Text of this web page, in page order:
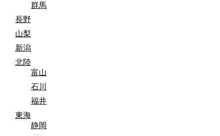
群馬
長野
山梨
新潟
北陸
富山
石川
福井
東海
静岡